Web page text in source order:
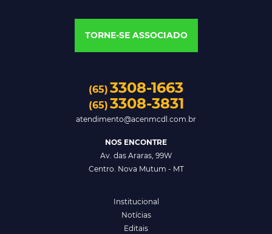
TORNE-SE ASSOCIADO
(65) 3308-1663
(65) 3308-3831
atendimento@acenmcdl.com.br
NOS ENCONTRE
Av. das Araras, 99W
Centro. Nova Mutum - MT
Institucional
Notícias
Editais